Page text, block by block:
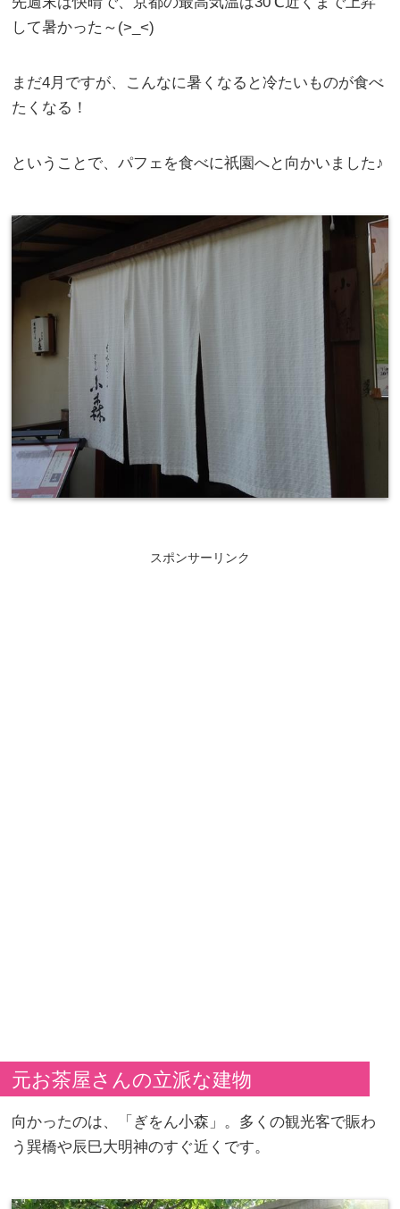
して暑かった～(>_<)
まだ4月ですが、こんなに暑くなると冷たいものが食べ
たくなる！
ということで、パフェを食べに祇園へと向かいました♪
スポンサーリンク
元お茶屋さんの立派な建物
向かったのは、「ぎをん小森」。多くの観光客で賑わ
う巽橋や辰巳大明神のすぐ近くです。